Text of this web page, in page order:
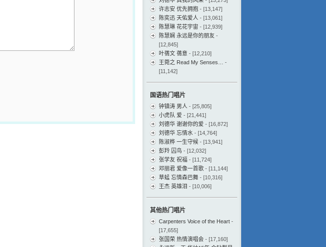
许志安 优先拥抱 - [13,147]
陈奕迅 天佑爱人 - [13,061]
陈慧琳 花花宇宙 - [12,939]
陈慧娴 永远是你的朋友 -
[12,845]
叶蒨文 蒨意 - [12,210]
王菀之 Read My Senses…
-
[11,142]
国语热门唱片
钟镇涛 男人 - [25,805]
小虎队 爱 - [21,441]
刘德华 谢谢你的爱 - [16,872]
刘德华 忘情水 - [14,764]
陈淑桦 一生守候 - [13,941]
彭羚 囚鸟 - [12,032]
张学友 祝福 - [11,724]
邓丽君 爱像一首歌 - [11,144]
草蜢 忘情森巴舞 - [10,316]
王杰 英雄泪 - [10,006]
其他热门唱片
Carpenters Voice of the Heart -
[17,655]
张国荣 热情演唱会 - [17,160]